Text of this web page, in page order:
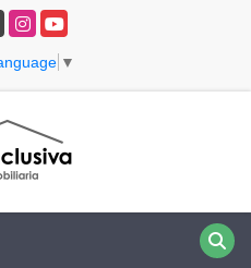
InstagramYouTube
▼